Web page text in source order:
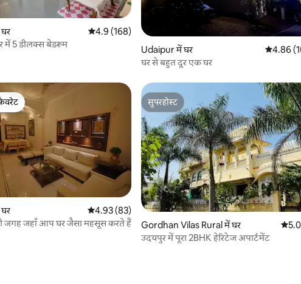
में घर औसत रेटिंग 5 में से 4.9, 168 समीक्षाएँ
4.9 (168)
में 5 डीलक्स बेडरूम
Udaipur में घर औसत4.86
घर से बहुत दूर एक घर
औसत रेटिंग 5 में से 4.93, 83 समीक्षाएँ
4.93 (83)
जगह जहाँ आप घर जैसा महसूस करते हैं
सुपरहोस्ट
सुपरहोस्ट
Gordhan Vilas Rural में घर औसत
उदयपुर में पूरा 2BHK हेरिटेज अपार्टमेंट